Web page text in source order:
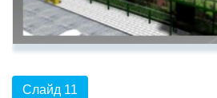
Слайд 11